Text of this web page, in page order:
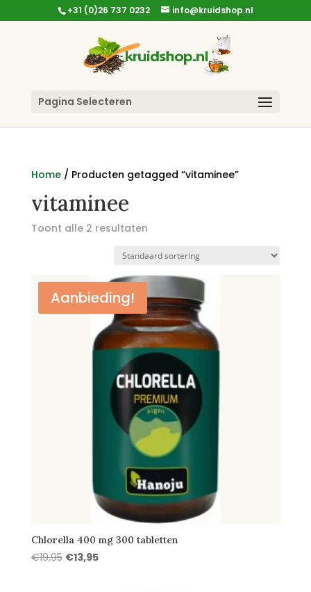
+31 (0)26 737 0232 info@kruidshop.nl
Pagina Selecteren
Home/ Producten getagged “vitaminee”
vitaminee
Toont alle 2 resultaten
Aanbieding!
Chlorella 400 mg 300 tabletten
€19,95 Oorspronkelijke
€13,95Huidige